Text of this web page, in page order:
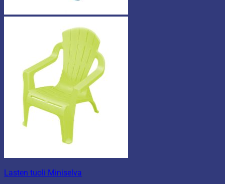
Lasten tuoli Miniselva